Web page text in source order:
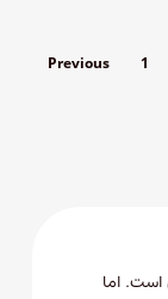
Previous 1
اما